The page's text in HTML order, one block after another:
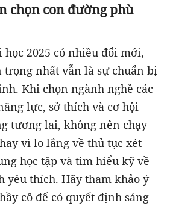
chọn con đường phù
2025 có nhiều đổi mới,
nhất vẫn là sự chuẩn bị
Khi chọn ngành nghề các
lực, sở thích và cơ hội
tương lai, không nên chạy
vì lo lắng về thủ tục xét
học tập và tìm hiểu kỹ về
yêu thích. Hãy tham khảo ý
cô để có quyết định sáng